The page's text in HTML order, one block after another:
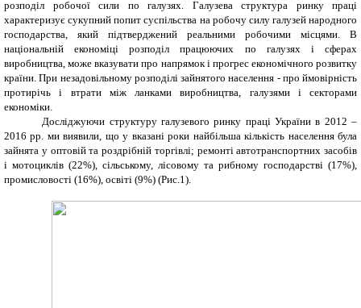
розподіл робочої сили по галузях. Галузева структура ринку праці
характеризує сукупний попит суспільства на робочу силу галузей народного
господарства, який підтверджений реальними робочими місцями. В
національній економіці розподіл працюючих по галузях і сферах
виробництва, може вказувати про напрямок і прогрес економічного розвитку
країни. При незадовільному розподілі зайнятого населення - про ймовірність
протирічь і втрати між ланками виробництва, галузями і секторами
економіки.
Досліджуючи структуру галузевого ринку праці України в 2012 –
2016 рр. ми виявили, щоу вказані роки найбільша кількість населення була
зайнята у оптовій та роздрібній торгівлі; ремонті автотранспортних засобів
і мотоциклів (22%), сільському, лісовому та рибному господарстві (17%),
промисловості (16%), освіті (9%) (Рис.1).